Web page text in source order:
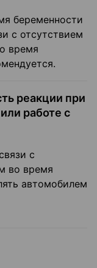
беременности
с отсутствием
время
реакции при
работе с
с
во время
автомобилем